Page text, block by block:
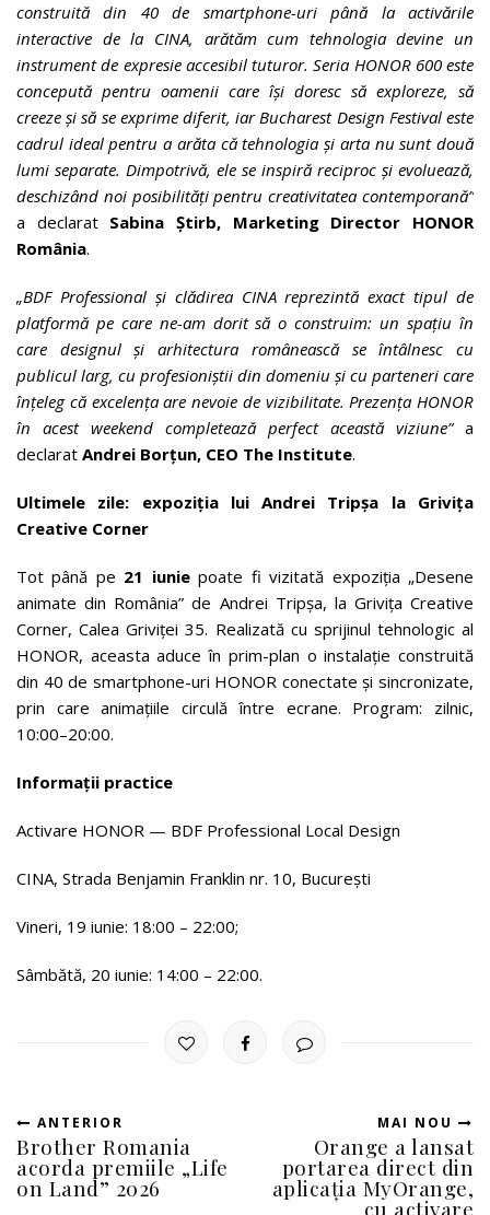
construită din 40 de smartphone-uri până la activările
interactive de la CINA, arătăm cum tehnologia devine un
instrument de expresie accesibil tuturor. Seria HONOR 600 este
concepută pentru oamenii care își doresc să exploreze, să
creeze și să se exprime diferit, iar Bucharest Design Festival este
cadrul ideal pentru a arăta că tehnologia și arta nu sunt două
lumi separate. Dimpotrivă, ele se inspiră reciproc și evoluează,
deschizând noi posibilități pentru creativitatea contemporană”
a declarat Sabina Știrb, Marketing Director HONOR
România.
„BDF Professional și clădirea CINA reprezintă exact tipul de
platformă pe care ne-am dorit să o construim: un spațiu în
care designul și arhitectura românească se întâlnesc cu
publicul larg, cu profesioniștii din domeniu și cu parteneri care
înțeleg că excelența are nevoie de vizibilitate. Prezența HONOR
în acest weekend completează perfect această viziune” a
declarat Andrei Borțun, CEO The Institute.
Ultimele zile: expoziția lui Andrei Tripșa la Grivița
Creative Corner
Tot până pe 21 iuniepoate fi vizitată expoziția „Desene
animate din România” de Andrei Tripșa, la Grivița Creative
Corner, Calea Griviței 35. Realizată cu sprijinul tehnologic al
HONOR, aceasta aduce în prim-plan o instalație construită
din 40 de smartphone-uri HONOR conectate și sincronizate,
prin care animațiile circulă între ecrane. Program: zilnic,
10:00–20:00.
Informații practice
Activare HONOR — BDF Professional Local Design
CINA, Strada Benjamin Franklin nr. 10, București
Vineri, 19 iunie: 18:00 – 22:00;
Sâmbătă, 20 iunie: 14:00 – 22:00.
ANTERIOR
Brother Romania
acorda premiile „Life
on Land” 2026
MAI NOU
Orange a lansat
portarea direct din
aplicația MyOrange,
cu activare